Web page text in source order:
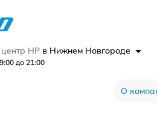
HP в Нижнем Новгороде
до 21:00
О